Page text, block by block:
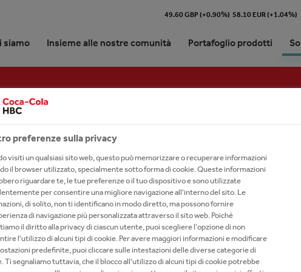
49.60 GBP (+0.90%) 58.10 EUR (+1.04%)
siamo Insieme alle nostre comunità Portafoglio prodotti
Stampa
preferenze sulla privacy
visiti un qualsiasi sito web, questo può memorizzare o recuperare informazioni
il browser utilizzato, specialmente sotto forma di cookie. Queste informazioni
riguardare te, le tue preferenze o il tuo dispositivo e sono utilizzate
per consentire una migliore navigazione all'interno del sito. Le
di solito, non ti identificano in modo diretto, ma possono fornire
di navigazione più personalizzata attraverso il sito web. Poiché
il diritto alla privacy di ciascun utente, puoi scegliere l'opzione di non
l'utilizzo di alcuni tipi di cookie. Per avere maggiori informazioni e modificare
predefinite, puoi cliccare sulle intestazioni delle diverse categorie di
Ti segnaliamo tuttavia, che il blocco all'utilizzo di alcuni tipi di cookie potrebbe